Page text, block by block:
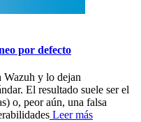
por defecto
Wazuh y lo dejan
El resultado suele ser el
o, peor aún, una falsa
Leer más